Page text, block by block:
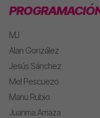
MJ
Alan González
Jesús Sánchez
Mel Pescuezo
Manu Rubio
Juanma Arriaza